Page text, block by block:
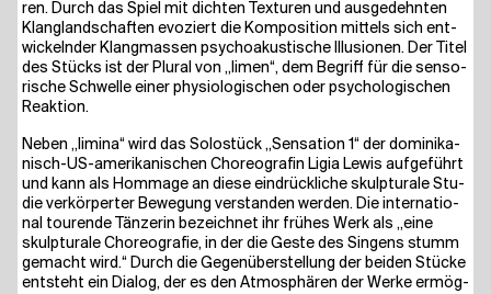
ren. Durch das Spiel mit dich­ten Tex­tu­ren und aus­ge­dehn­ten
Klang­land­schaf­ten evo­ziert die Kom­po­si­ti­on mit­tels sich ent­
wi­ckeln­der Klang­mas­sen psy­cho­akus­ti­sche Illu­sio­nen. Der Titel
des Stücks ist der Plu­ral von „limen“, dem Begriff für die sen­so­
ri­sche Schwel­le einer phy­sio­lo­gi­schen oder psy­cho­lo­gi­schen
Reaktion.
Neben „limi­na“ wird das Solo­stück „Sen­sa­ti­on 1“ der domi­ni­ka­
nisch-US-ame­ri­ka­ni­schen Cho­reo­gra­fin Ligia Lewis auf­ge­führt
und kann als Hom­mage an die­se ein­drück­li­che skulp­tu­ra­le Stu­
die ver­kör­per­ter Bewe­gung ver­stan­den wer­den. Die inter­na­tio­
nal tou­ren­de Tän­ze­rin bezeich­net ihr frü­hes Werk als „eine
skulp­tu­ra­le Cho­reo­gra­fie, in der die Ges­te des Sin­gens stumm
gemacht wird.“ Durch die Gegen­über­stel­lung der bei­den Stü­cke
ent­steht ein Dia­log, der es den Atmo­sphä­ren der Wer­ke ermög­